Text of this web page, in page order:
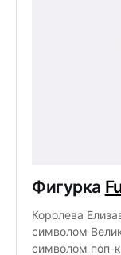
Фигурка
Королева
символом
символом поп-